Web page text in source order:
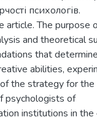
психологів.
article. The purpose
and theoretical
that
abilities,
the strategy for
psychologists of
institutions in